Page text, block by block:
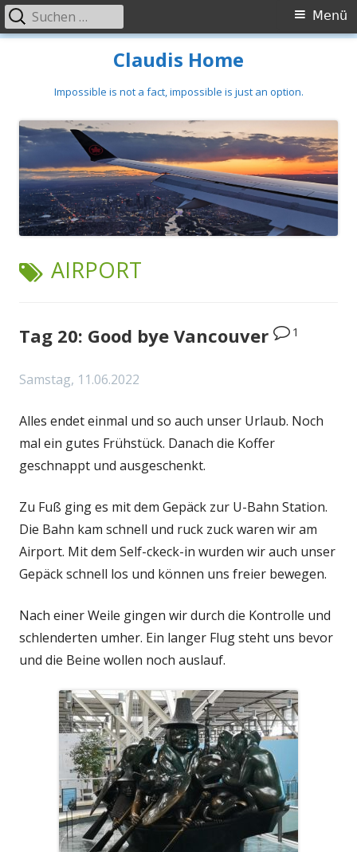
Claudis Home
Impossible is not a fact, impossible is just an option.
Primäres
Menü
Suchen
nach:
SCHLAGWORT:
AIRPORT
Tag 20: Good bye Vancouver 1
Samstag, 11.06.2022
Alles endet einmal und so auch unser Urlaub. Noch
mal ein gutes Frühstück. Danach die Koffer
geschnappt und ausgeschenkt.
Zu Fuß ging es mit dem Gepäck zur U-Bahn Station.
Die Bahn kam schnell und ruck zuck waren wir am
Airport. Mit dem Self-ckeck-in wurden wir auch unser
Gepäck schnell los und können uns freier bewegen.
Nach einer Weile gingen wir durch die Kontrolle und
schlenderten umher. Ein langer Flug steht uns bevor
und die Beine wollen noch auslauf.